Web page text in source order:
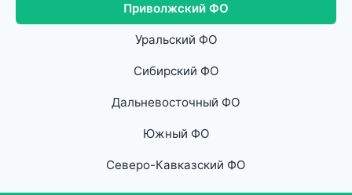
Приволжский ФО
Уральский ФО
Сибирский ФО
Дальневосточный ФО
Южный ФО
Северо-Кавказский ФО